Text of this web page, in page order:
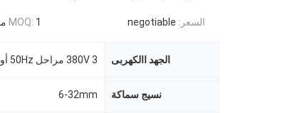
السعر: negotiable
MOQ: 1 مجموعة
الجهد االكهربى 380V 3 مراحل 50Hz أو حسب الطلب
نسيج سماكة 6-32mm